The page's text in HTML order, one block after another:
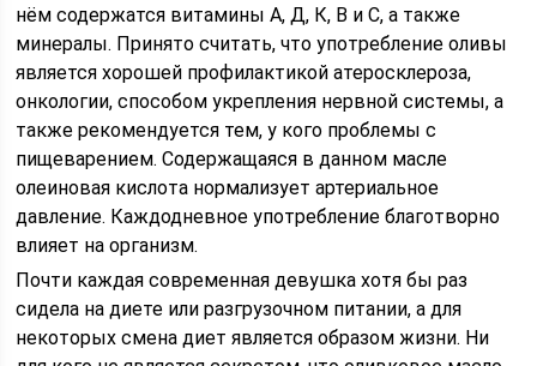
нём содержатся витамины А, Д, К, В и С, а также
минералы. Принято считать, что употребление оливы
является хорошей профилактикой атеросклероза,
онкологии, способом укрепления нервной системы, а
также рекомендуется тем, у кого проблемы с
пищеварением. Содержащаяся в данном масле
олеиновая кислота нормализует артериальное
давление. Каждодневное употребление благотворно
влияет на организм.
Почти каждая современная девушка хотя бы раз
сидела на диете или разгрузочном питании, а для
некоторых смена диет является образом жизни. Ни